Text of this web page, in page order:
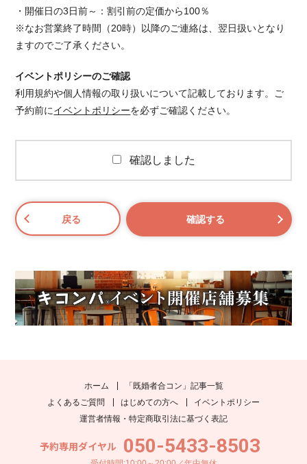
・開催日の3日前～：割引前の定価から100％
※なお営業終了時間（20時）以降のご連絡は、翌日扱いとなり
ますのでご了承ください。
イベントポリシーのご確認
利用規約や個人情報の取り扱いについて記載しております。ご
予約前にイベントポリシーを必ずご確認ください。
確認しました
ホーム
「既婚者合コン」記事一覧
よくあるご質問
はじめての方へ
イベントポリシー
運営者情報・特定商取引法に基づく表記
予約専用ダイヤル 050-5433-8503